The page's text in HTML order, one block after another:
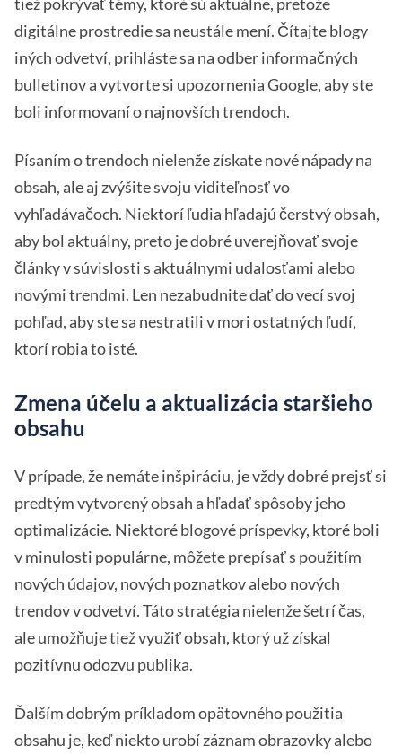
digitálne prostredie sa neustále mení. Čítajte blogy
iných odvetví, prihláste sa na odber informačných
bulletinov a vytvorte si upozornenia Google, aby ste
boli informovaní o najnovších trendoch.
Písaním o trendoch nielenže získate nové nápady na
obsah, ale aj zvýšite svoju viditeľnosť vo
vyhľadávačoch. Niektorí ľudia hľadajú čerstvý obsah,
aby bol aktuálny, preto je dobré uverejňovať svoje
články v súvislosti s aktuálnymi udalosťami alebo
novými trendmi. Len nezabudnite dať do vecí svoj
pohľad, aby ste sa nestratili v mori ostatných ľudí,
ktorí robia to isté.
Zmena účelu a aktualizácia staršieho
obsahu
V prípade, že nemáte inšpiráciu, je vždy dobré prejsť si
predtým vytvorený obsah a hľadať spôsoby jeho
optimalizácie. Niektoré blogové príspevky, ktoré boli
v minulosti populárne, môžete prepísať s použitím
nových údajov, nových poznatkov alebo nových
trendov v odvetví. Táto stratégia nielenže šetrí čas,
ale umožňuje tiež využiť obsah, ktorý už získal
pozitívnu odozvu publika.
Ďalším dobrým príkladom opätovného použitia
obsahu je, keď niekto urobí záznam obrazovky alebo